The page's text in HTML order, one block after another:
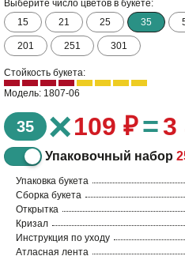
Выберите число цветов в букете:
15
21 25 35
201 251 301
Стойкость букета:
Модель: 1807-06
35 ×109 ₽=3
Упаковочный набор
Упаковка букета
Сборка букета
Открытка
Кризал
Инструкция по уходу
Атласная лента